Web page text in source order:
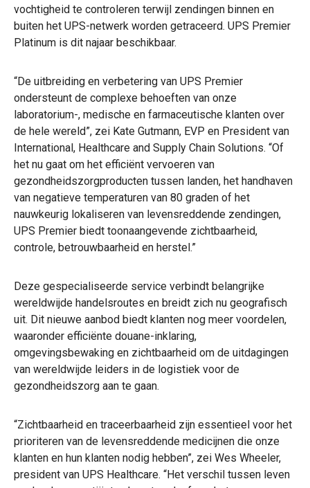
vochtigheid te controleren terwijl zendingen binnen en
buiten het UPS-netwerk worden getraceerd. UPS Premier
Platinum is dit najaar beschikbaar.
“De uitbreiding en verbetering van UPS Premier
ondersteunt de complexe behoeften van onze
laboratorium-, medische en farmaceutische klanten over
de hele wereld”, zei Kate Gutmann, EVP en President van
International, Healthcare and Supply Chain Solutions. “Of
het nu gaat om het efficiënt vervoeren van
gezondheidszorgproducten tussen landen, het handhaven
van negatieve temperaturen van 80 graden of het
nauwkeurig lokaliseren van levensreddende zendingen,
UPS Premier biedt toonaangevende zichtbaarheid,
controle, betrouwbaarheid en herstel.”
Deze gespecialiseerde service verbindt belangrijke
wereldwijde handelsroutes en breidt zich nu geografisch
uit. Dit nieuwe aanbod biedt klanten nog meer voordelen,
waaronder efficiënte douane-inklaring,
omgevingsbewaking en zichtbaarheid om de uitdagingen
van wereldwijde leiders in de logistiek voor de
gezondheidszorg aan te gaan.
“Zichtbaarheid en traceerbaarheid zijn essentieel voor het
prioriteren van de levensreddende medicijnen die onze
klanten en hun klanten nodig hebben”, zei Wes Wheeler,
president van UPS Healthcare. “Het verschil tussen leven